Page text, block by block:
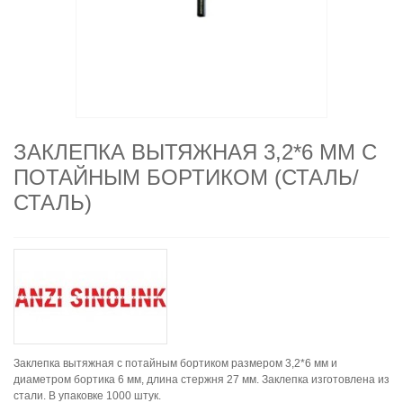
ЗАКЛЕПКА ВЫТЯЖНАЯ 3,2*6 ММ С
ПОТАЙНЫМ БОРТИКОМ (СТАЛЬ/
СТАЛЬ)
Заклепка вытяжная с потайным бортиком размером 3,2*6 мм и
диаметром бортика 6 мм, длина стержня 27 мм. Заклепка изготовлена из
стали. В упаковке 1000 штук.